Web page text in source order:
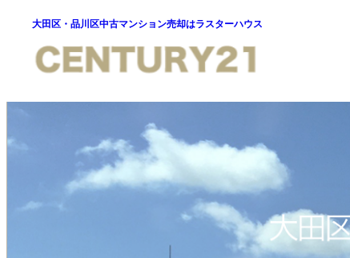
大田区・品川区中古マンション売却はラスターハウス